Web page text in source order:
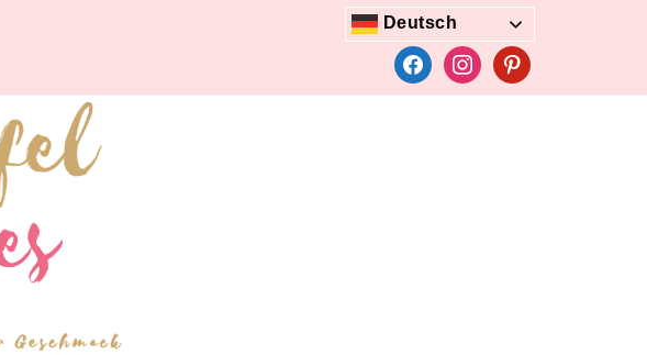
Deutsch
facebookinstagrampinterest